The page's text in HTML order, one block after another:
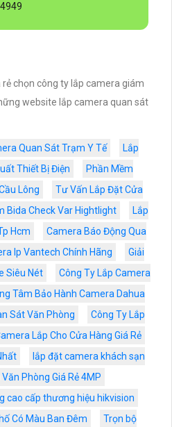
chọn công ty lắp camera giám
website lắp camera quan sát
Quan Sát Trạm Y Tế
Lắp
Thiết Bị Điện
Phần Mềm
Lông
Tư Vấn Lắp Đặt Cửa
Bida Check Var Hightlight
Lắp
Hcm
Camera Báo Động Qua
Ip Vantech Chính Hãng
Giải
Siêu Nét
Công Ty Lắp Camera
Tâm Bảo Hành Camera Dahua
Sát Văn Phòng
Công Ty Lắp
Lắp Cho Cửa Hàng Giá Rẻ
lắp đặt camera khách sạn
Phòng Giá Rẻ 4MP
cao cấp thương hiệu hikvision
Có Màu Ban Đêm
Trọn bộ